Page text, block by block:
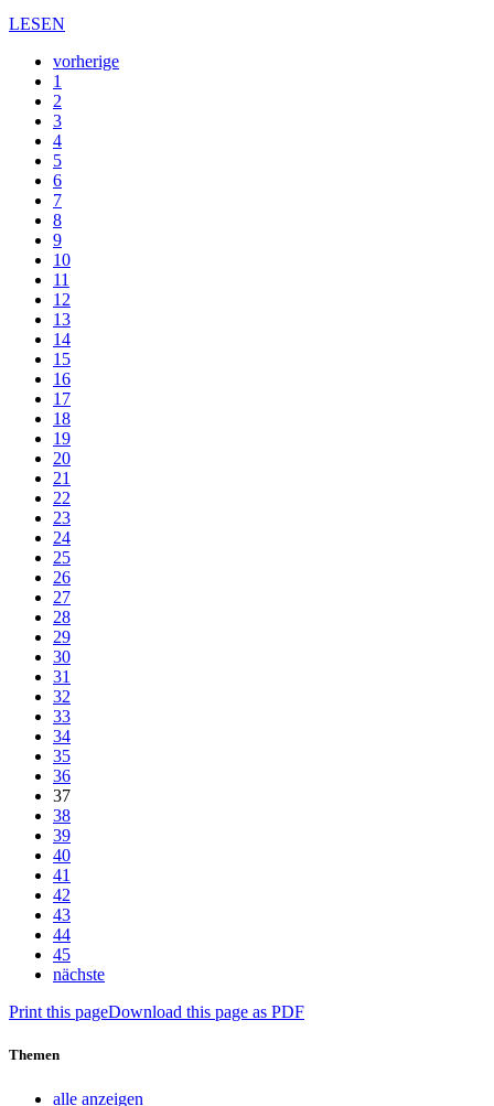
LESEN
vorherige
1
2
3
4
5
6
7
8
9
10
11
12
13
14
15
16
17
18
19
20
21
22
23
24
25
26
27
28
29
30
31
32
33
34
35
36
37
38
39
40
41
42
43
44
45
nächste
Print this pageDownload this page as PDF
Themen
alle anzeigen